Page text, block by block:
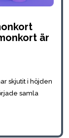
är
skjutit i höjden
samla